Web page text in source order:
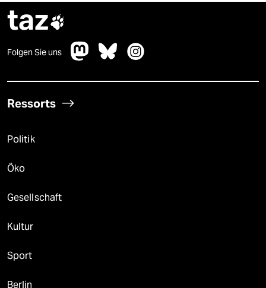
taz
Folgen Sie uns
Ressorts
Politik
Öko
Gesellschaft
Kultur
Sport
Berlin